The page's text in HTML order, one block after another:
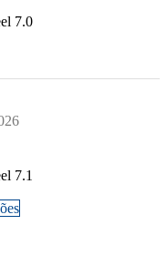
7.0
7.1